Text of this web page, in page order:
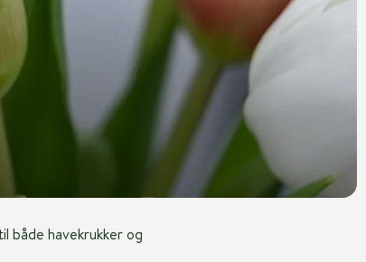
både havekrukker og